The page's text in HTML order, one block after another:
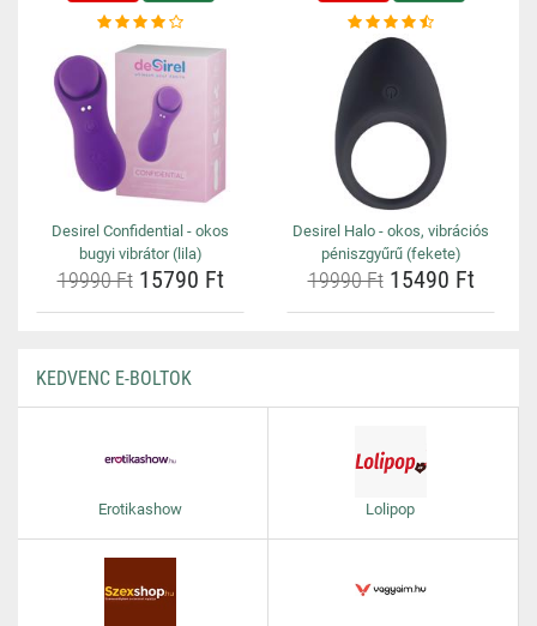
Desirel Confidential - okos
bugyi vibrátor (lila)
19990 Ft15790 Ft
Desirel Halo - okos, vibrációs
péniszgyűrű (fekete)
19990 Ft15490 Ft
KEDVENC E-BOLTOK
Erotikashow Lolipop